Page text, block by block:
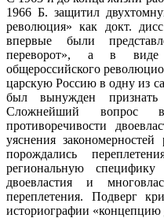
1966 Б. защитил
революция» как докт.
впервые были
переворот», а в виде
общероссийского
царскую Россию в одну из
был вынужден
Сложнейший вопрос
противоречивости
уяснения
порождались
региональную
двоевластия и
переплетения. Подверг
историографии «концепцию